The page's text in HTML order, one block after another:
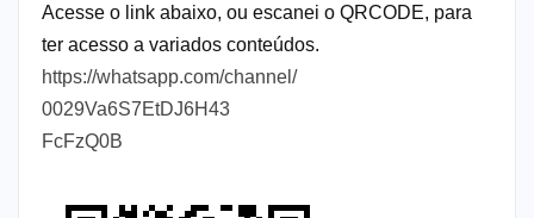
Acesse o link abaixo, ou escanei o QRCODE, para
ter acesso a variados conteúdos.
https://whatsapp.com/channel/
0029Va6S7EtDJ6H43
FcFzQ0B